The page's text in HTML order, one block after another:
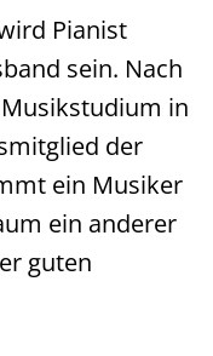
Pianist
sein. Nach
in
der
ein Musiker
ein anderer
guten